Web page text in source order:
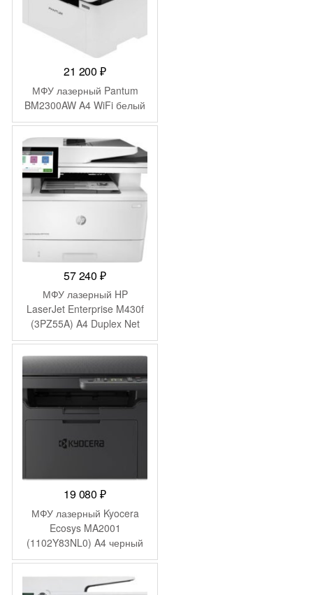
21 200₽
МФУ лазерный Pantum
BM2300AW A4 WiFi белый
57 240₽
МФУ лазерный HP
LaserJet Enterprise M430f
(3PZ55A) A4 Duplex Net
белый
19 080₽
МФУ лазерный Kyocera
Ecosys MA2001
(1102Y83NL0) A4 черный